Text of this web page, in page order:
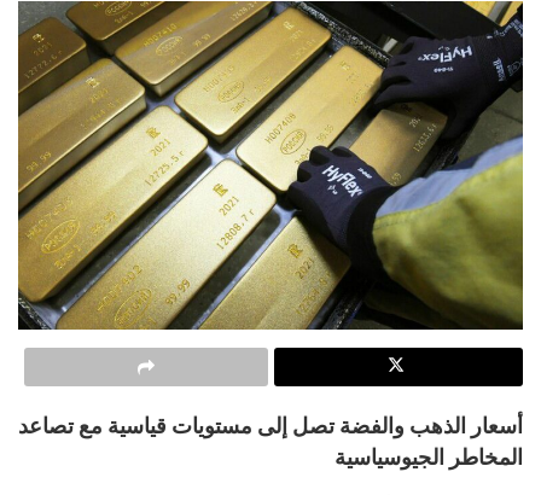
أسعار الذهب والفضة تصل إلى مستويات قياسية مع تصاعد
المخاطر الجيوسياسية